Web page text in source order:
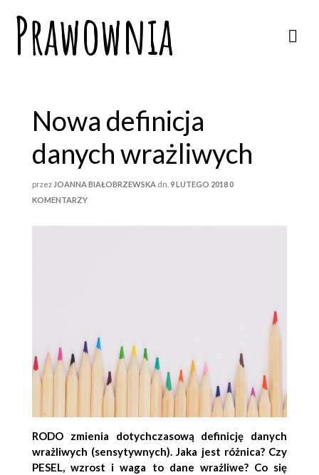
Prawownia
Nowa definicja
danych wrażliwych
przez JOANNA BIAŁOBRZEWSKA dn. 9 LUTEGO 20180
KOMENTARZY
RODO zmienia dotychczasową definicję danych
wrażliwych (sensytywnych). Jaka jest różnica? Czy
PESEL, wzrost i waga to dane wrażliwe? Co się